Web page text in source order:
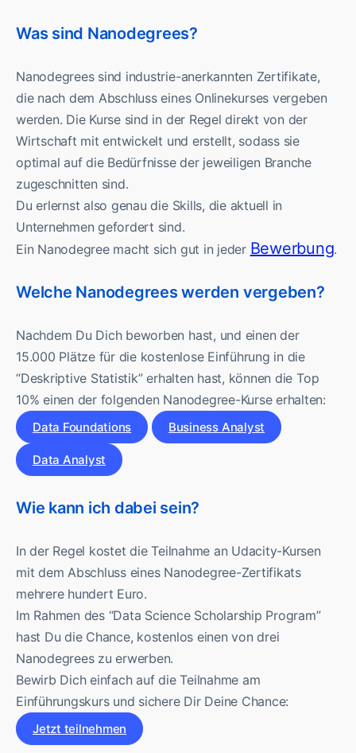
Was sind Nanodegrees?
Nanodegrees sind industrie-anerkannten Zertifikate,
die nach dem Abschluss eines Onlinekurses vergeben
werden. Die Kurse sind in der Regel direkt von der
Wirtschaft mit entwickelt und erstellt, sodass sie
optimal auf die Bedürfnisse der jeweiligen Branche
zugeschnitten sind.
Du erlernst also genau die Skills, die aktuell in
Unternehmen gefordert sind.
Ein Nanodegree macht sich gut in jeder Bewerbung.
Welche Nanodegrees werden vergeben?
Nachdem Du Dich beworben hast, und einen der
15.000 Plätze für die kostenlose Einführung in die
“Deskriptive Statistik” erhalten hast, können die Top
10% einen der folgenden Nanodegree-Kurse erhalten:
Data Foundations Business Analyst
Data Analyst
Wie kann ich dabei sein?
In der Regel kostet die Teilnahme an Udacity-Kursen
mit dem Abschluss eines Nanodegree-Zertifikats
mehrere hundert Euro.
Im Rahmen des “Data Science Scholarship Program”
hast Du die Chance, kostenlos einen von drei
Nanodegrees zu erwerben.
Bewirb Dich einfach auf die Teilnahme am
Einführungskurs und sichere Dir Deine Chance:
Jetzt teilnehmen